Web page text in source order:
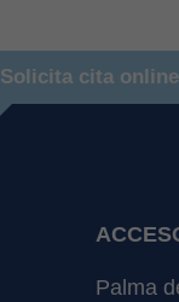
Solicita cita online
Palma